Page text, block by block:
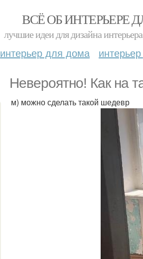
ВСЁ ОБ ИНТЕРЬЕРЕ
лучшие идеи для дизайна
интерьер для дома
Невероятно! Как на
м) можно сделать такой шедевр